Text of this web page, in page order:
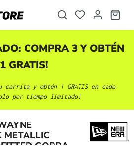
COMPRA 3 Y OBTÉN
1 GRATIS!
carrito y obtén 1 GRATIS en cada
por tiempo limitado!
METALLIC
GORRA